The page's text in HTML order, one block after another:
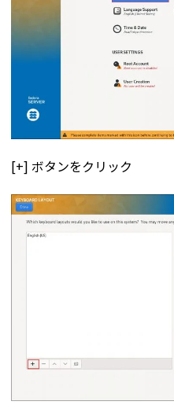
[+] ボタンをクリック